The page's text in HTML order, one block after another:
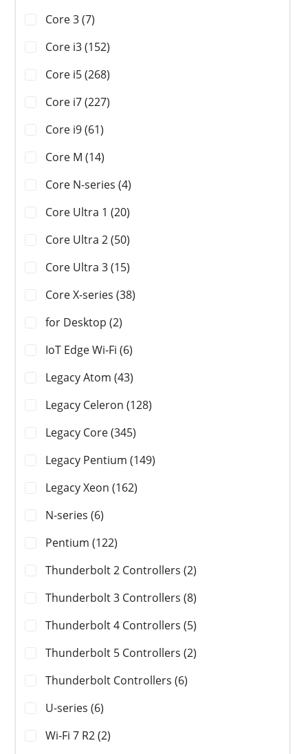
Core 3 (7)
Core i3 (152)
Core i5 (268)
Core i7 (227)
Core i9 (61)
Core M (14)
Core N-series (4)
Core Ultra 1 (20)
Core Ultra 2 (50)
Core Ultra 3 (15)
Core X-series (38)
for Desktop (2)
IoT Edge Wi-Fi (6)
Legacy Atom (43)
Legacy Celeron (128)
Legacy Core (345)
Legacy Pentium (149)
Legacy Xeon (162)
N-series (6)
Pentium (122)
Thunderbolt 2 Controllers (2)
Thunderbolt 3 Controllers (8)
Thunderbolt 4 Controllers (5)
Thunderbolt 5 Controllers (2)
Thunderbolt Controllers (6)
U-series (6)
Wi-Fi 7 R2 (2)